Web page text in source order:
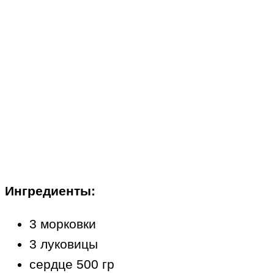
Ингредиенты:
3 морковки
3 луковицы
сердце 500 гр